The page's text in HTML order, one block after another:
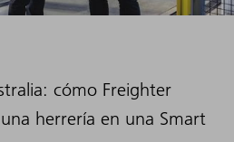
cómo Freighter
herrería en una Smart